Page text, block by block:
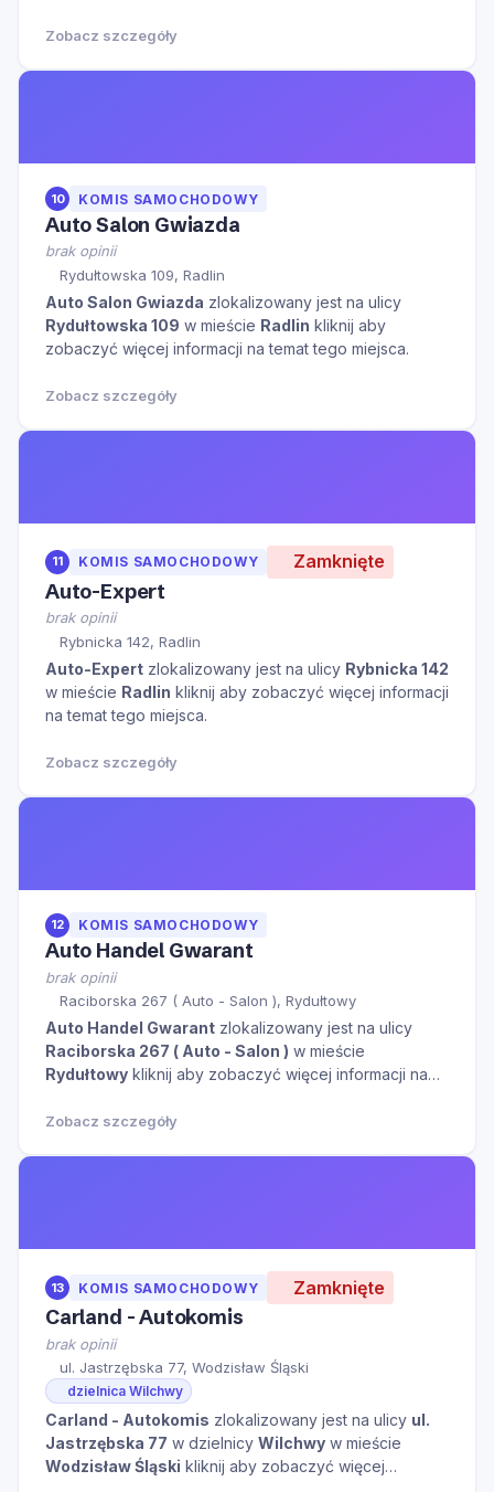
Zobacz szczegóły
10 KOMIS SAMOCHODOWY
Auto Salon Gwiazda
brak opinii
Rydułtowska 109, Radlin
Auto Salon Gwiazda zlokalizowany jest na ulicy
Rydułtowska 109 w mieście Radlin kliknij aby
zobaczyć więcej informacji na temat tego miejsca.
Zobacz szczegóły
11 KOMIS SAMOCHODOWY Zamknięte
Auto-Expert
brak opinii
Rybnicka 142, Radlin
Auto-Expert zlokalizowany jest na ulicy Rybnicka 142
w mieście Radlin kliknij aby zobaczyć więcej informacji
na temat tego miejsca.
Zobacz szczegóły
12 KOMIS SAMOCHODOWY
Auto Handel Gwarant
brak opinii
Raciborska 267 ( Auto - Salon ), Rydułtowy
Auto Handel Gwarant zlokalizowany jest na ulicy
Raciborska 267 ( Auto - Salon ) w mieście
Rydułtowy kliknij aby zobaczyć więcej informacji na
Zobacz szczegóły
13 KOMIS SAMOCHODOWY Zamknięte
Carland - Autokomis
brak opinii
ul. Jastrzębska 77, Wodzisław Śląski
dzielnica Wilchwy
Carland - Autokomis zlokalizowany jest na ulicy ul.
Jastrzębska 77 w dzielnicy Wilchwy w mieście
Wodzisław Śląski kliknij aby zobaczyć więcej